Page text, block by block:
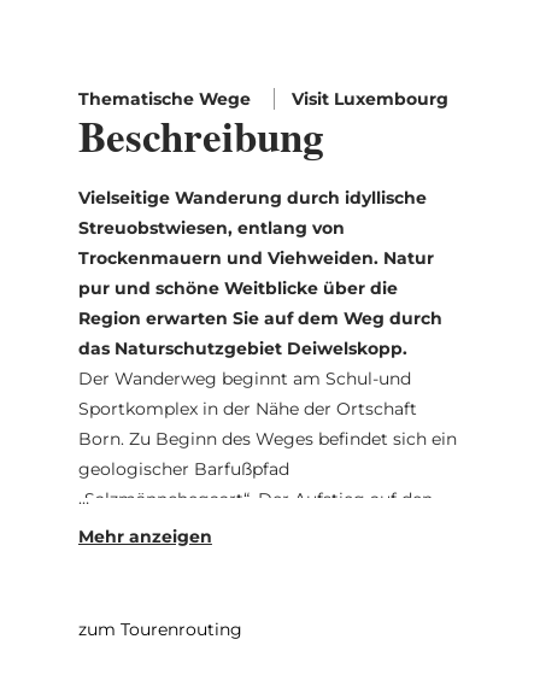
Thematische Wege Visit Luxembourg
Beschreibung
Vielseitige Wanderung durch idyllische
Streuobstwiesen, entlang von
Trockenmauern und Viehweiden. Natur
pur und schöne Weitblicke über die
Region erwarten Sie auf dem Weg durch
das Naturschutzgebiet Deiwelskopp.
Der Wanderweg beginnt am Schul-und
Sportkomplex in der Nähe der Ortschaft
Born. Zu Beginn des Weges befindet sich ein
geologischer Barfußpfad
„Salzmännchegaart“. Der Aufstieg auf den
Wangertbierg wird belohnt durch weite
entlang regionstypischer Streuobstwiesen
zum Tourenrouting